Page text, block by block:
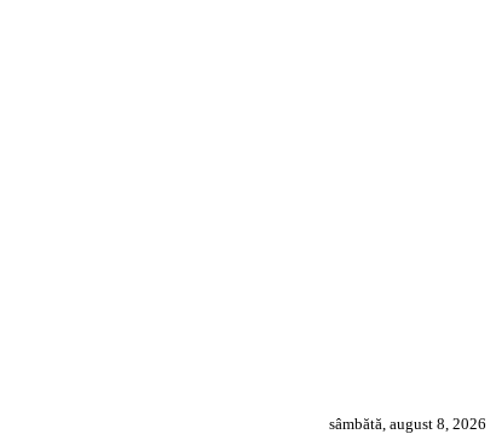
sâmbătă, august 8, 2026